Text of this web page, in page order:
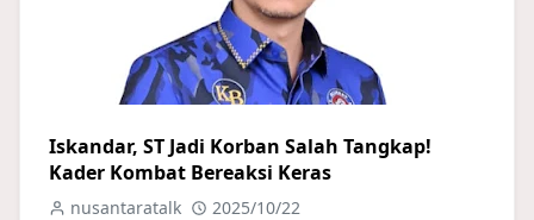
Iskandar, ST Jadi Korban Salah Tangkap!
Kader Kombat Bereaksi Keras
nusantaratalk 2025/10/22